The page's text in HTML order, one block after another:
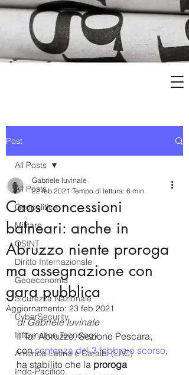
Post
All Posts
Geopolitica
Militare
OSINT
Diritto Internazionale
Geoeconomia
Sicurezza Nazionale
CyberSecurity
Information Tecnology
America-Latina e Caraibi (LAC)
Indo-Pacifico
All Posts
Caos concessioni
balneari: anche in
Abruzzo niente proroga
ma assegnazione con
gara pubblica
Gabriele Iuvinale
22 feb 2021 Tempo di lettura: 6 min
Aggiornamento: 23 feb 2021
di Gabriele Iuvinale
Il Tar Abruzzo, Sezione Pescara,
con sentenza del 3 febbraio scorso,
ha stabilito che la proroga